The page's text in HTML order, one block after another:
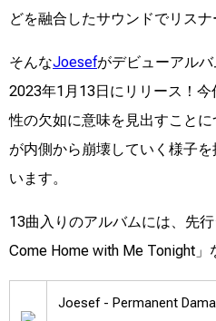
どを融合したサウンドでリスナ
そんなJoesefがデビューアル
2023年1月13日にリリース！今
性の欠如に意味を見出すこと
が内側から崩壊していく様子
います。
13曲入りのアルバムには、先
Come Home with Me Tonight」
Joesef - Permanent